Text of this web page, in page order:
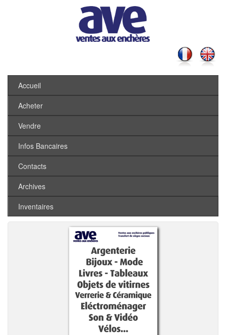
Accueil
Acheter
Vendre
Infos Bancaires
Contacts
Archives
Inventaires